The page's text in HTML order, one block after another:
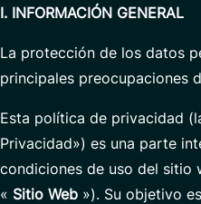
I. INFORMACIÓN GENERAL
La protección de los datos
principales preocupaciones
Esta política de privacidad
Privacidad») es una parte
condiciones de uso del sitio
« Sitio Web »). Su objetivo